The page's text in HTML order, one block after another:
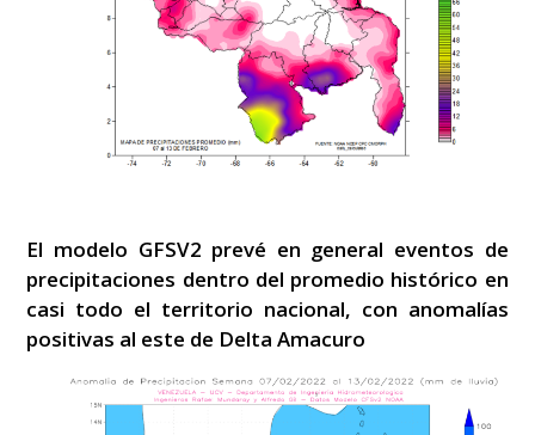
El modelo GFSV2 prevé en general eventos de
precipitaciones dentro del promedio histórico en
casi todo el territorio nacional, con anomalías
positivas al este de Delta Amacuro